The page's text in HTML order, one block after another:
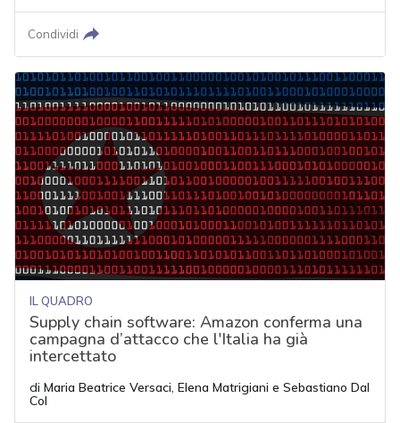
Condividi
IL QUADRO
Supply chain software: Amazon conferma una
campagna d’attacco che l'Italia ha già
intercettato
di Maria Beatrice Versaci, Elena Matrigiani e Sebastiano Dal
Col